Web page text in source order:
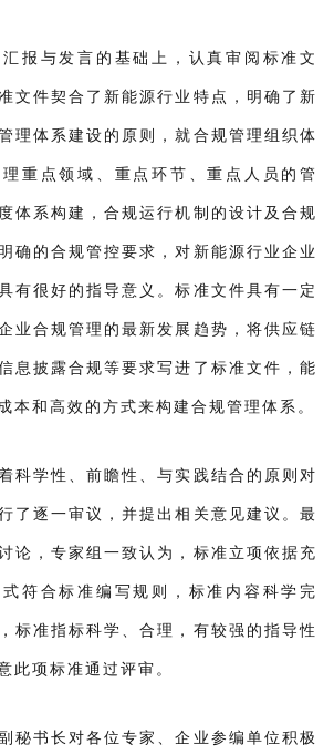
报与发言的基础上，认真审阅标准文
文件契合了新能源行业特点，明确了新
理体系建设的原则，就合规管理组织体
重点领域、重点环节、重点人员的管
体系构建，合规运行机制的设计及合规
确的合规管控要求，对新能源行业企业
有很好的指导意义。标准文件具有一定
业合规管理的最新发展趋势，将供应链
息披露合规等要求写进了标准文件，能
本和高效的方式来构建合规管理体系。
科学性、前瞻性、与实践结合的原则对
了逐一审议，并提出相关意见建议。最
论，专家组一致认为，标准立项依据充
符合标准编写规则，标准内容科学完
标准指标科学、合理，有较强的指导性
此项标准通过评审。
秘书长对各位专家、企业参编单位积极